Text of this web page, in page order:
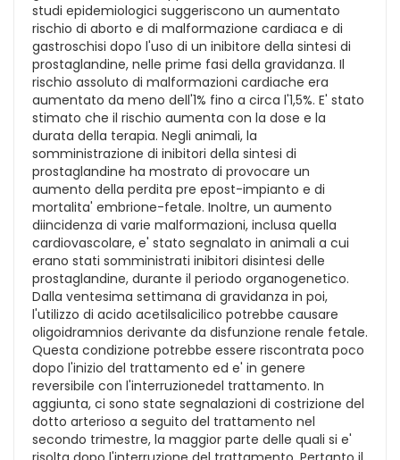
studi epidemiologici suggeriscono un aumentato
rischio di aborto e di malformazione cardiaca e di
gastroschisi dopo l'uso di un inibitore della sintesi di
prostaglandine, nelle prime fasi della gravidanza. Il
rischio assoluto di malformazioni cardiache era
aumentato da meno dell'1% fino a circa l'1,5%. E' stato
stimato che il rischio aumenta con la dose e la
durata della terapia. Negli animali, la
somministrazione di inibitori della sintesi di
prostaglandine ha mostrato di provocare un
aumento della perdita pre epost-impianto e di
mortalita' embrione-fetale. Inoltre, un aumento
diincidenza di varie malformazioni, inclusa quella
cardiovascolare, e' stato segnalato in animali a cui
erano stati somministrati inibitori disintesi delle
prostaglandine, durante il periodo organogenetico.
Dalla ventesima settimana di gravidanza in poi,
l'utilizzo di acido acetilsalicilico potrebbe causare
oligoidramnios derivante da disfunzione renale fetale.
Questa condizione potrebbe essere riscontrata poco
dopo l'inizio del trattamento ed e' in genere
reversibile con l'interruzionedel trattamento. In
aggiunta, ci sono state segnalazioni di costrizione del
dotto arterioso a seguito del trattamento nel
secondo trimestre, la maggior parte delle quali si e'